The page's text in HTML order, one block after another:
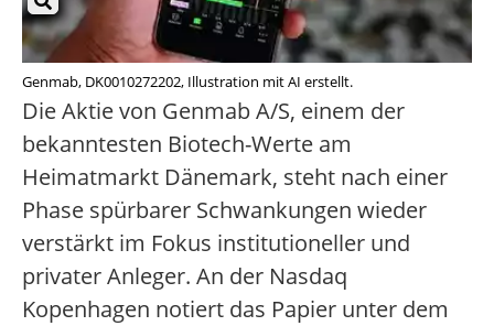
Genmab, DK0010272202, Illustration mit AI erstellt.
Die Aktie von Genmab A/S, einem der
bekanntesten Biotech-Werte am
Heimatmarkt Dänemark, steht nach einer
Phase spürbarer Schwankungen wieder
verstärkt im Fokus institutioneller und
privater Anleger. An der Nasdaq
Kopenhagen notiert das Papier unter dem